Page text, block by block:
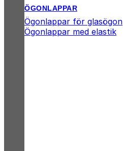
ÖGONLAPPAR
Ögonlappar för glasögon
Ögonlappar med elastik